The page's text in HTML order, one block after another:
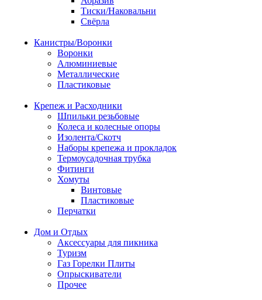
Тиски/Наковальни
Свёрла
Канистры/Воронки
Воронки
Алюминиевые
Металлические
Пластиковые
Крепеж и Расходники
Шпильки резьбовые
Колеса и колесные опоры
Изолента/Скотч
Наборы крепежа и прокладок
Термоусадочная трубка
Фитинги
Хомуты
Винтовые
Пластиковые
Перчатки
Дом и Отдых
Аксессуары для пикника
Туризм
Газ Горелки Плиты
Опрыскиватели
Прочее